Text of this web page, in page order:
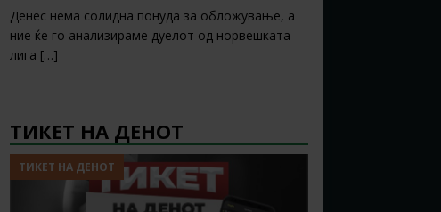
Денес нема солидна понуда за обложување, а
ние ќе го анализираме дуелот од норвешката
лига […]
ТИКЕТ НА ДЕНОТ
ТИКЕТ НА ДЕНОТ